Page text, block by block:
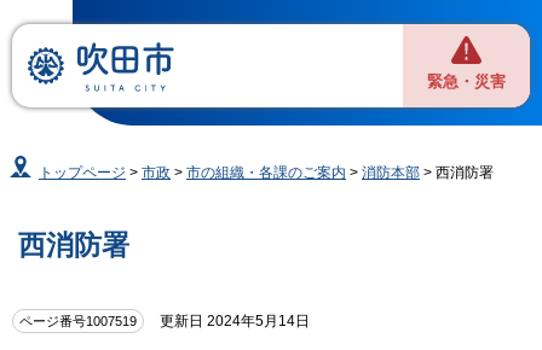
緊急・災害
トップページ >市政 >市の組織・各課のご案内 >消防本部 > 西消防署
西消防署
ページ番号1007519 更新日 2024年5月14日